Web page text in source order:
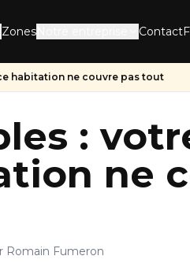
Zones Contact
habitation ne couvre pas tout
:
ne
Romain Fumeron